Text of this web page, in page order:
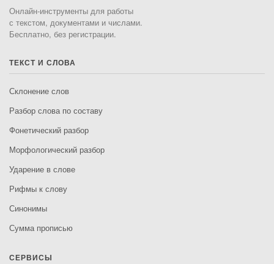
Онлайн-инструменты для работы
с текстом, документами и числами.
Бесплатно, без регистрации.
ТЕКСТ И СЛОВА
Склонение слов
Разбор слова по составу
Фонетический разбор
Морфологический разбор
Ударение в слове
Рифмы к слову
Синонимы
Сумма прописью
СЕРВИСЫ